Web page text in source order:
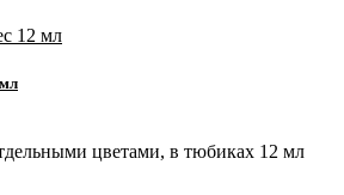
цветами, в тюбиках 12 мл